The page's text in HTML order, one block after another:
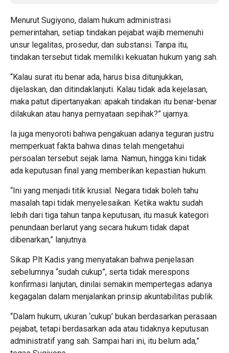
Menurut Sugiyono, dalam hukum administrasi
pemerintahan, setiap tindakan pejabat wajib memenuhi
unsur legalitas, prosedur, dan substansi. Tanpa itu,
tindakan tersebut tidak memiliki kekuatan hukum yang sah.
“Kalau surat itu benar ada, harus bisa ditunjukkan,
dijelaskan, dan ditindaklanjuti. Kalau tidak ada kejelasan,
maka patut dipertanyakan: apakah tindakan itu benar-benar
dilakukan atau hanya pernyataan sepihak?” ujarnya.
Ia juga menyoroti bahwa pengakuan adanya teguran justru
memperkuat fakta bahwa dinas telah mengetahui
persoalan tersebut sejak lama. Namun, hingga kini tidak
ada keputusan final yang memberikan kepastian hukum.
“Ini yang menjadi titik krusial. Negara tidak boleh tahu
masalah tapi tidak menyelesaikan. Ketika waktu sudah
lebih dari tiga tahun tanpa keputusan, itu masuk kategori
penundaan berlarut yang secara hukum tidak dapat
dibenarkan,” lanjutnya.
Sikap Plt Kadis yang menyatakan bahwa penjelasan
sebelumnya “sudah cukup”, serta tidak merespons
konfirmasi lanjutan, dinilai semakin mempertegas adanya
kegagalan dalam menjalankan prinsip akuntabilitas publik.
“Dalam hukum, ukuran ‘cukup’ bukan berdasarkan perasaan
pejabat, tetapi berdasarkan ada atau tidaknya keputusan
administratif yang sah. Sampai hari ini, itu belum ada,”